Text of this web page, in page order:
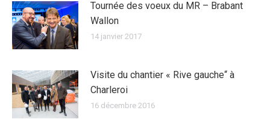
Tournée des voeux du MR – Brabant
Wallon
14 janvier 2017
Visite du chantier « Rive gauche“ à
Charleroi
16 décembre 2016